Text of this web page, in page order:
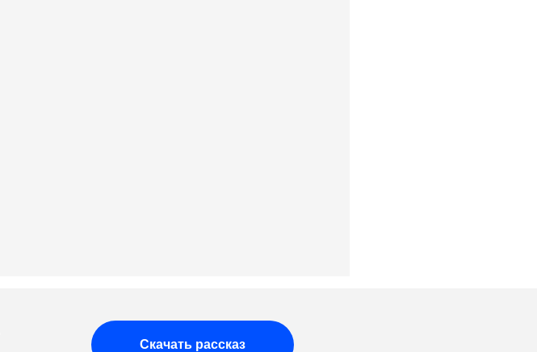
Скачать рассказ